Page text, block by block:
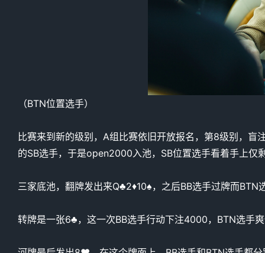
（BTN位置选手）
比赛来到新的级别，A组比赛依旧开放报名，第8级别，
的SB选手，于是open2000入池，SB位置选手看着手上
三家底池，翻牌发出来Q♣️2♦️10♠️，之后BB选手过牌而
转牌是一张6♣️，这一次BB选手行动下注4000，BTN选手